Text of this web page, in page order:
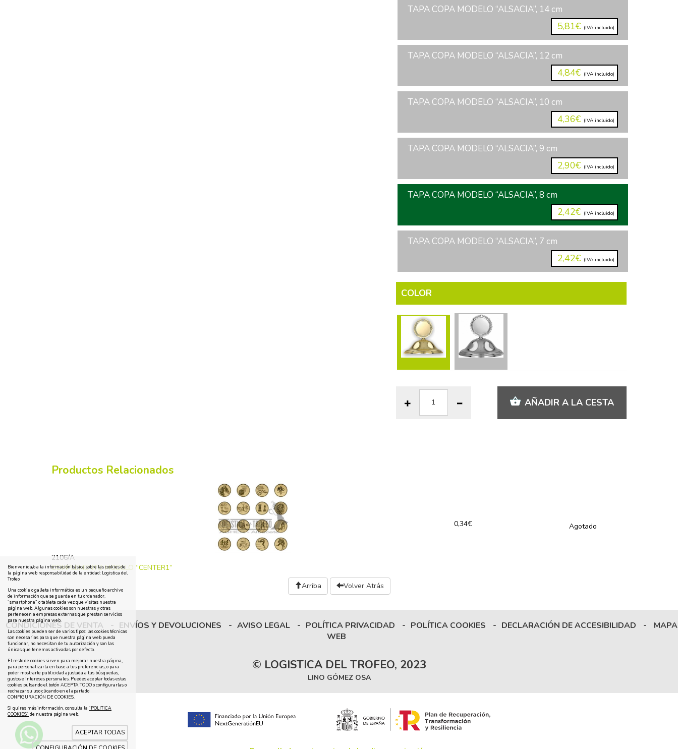
TAPA COPA MODELO “ALSACIA”, 14 cm
5,81€ (IVA incluido)
TAPA COPA MODELO “ALSACIA”, 12 cm
4,84€ (IVA incluido)
TAPA COPA MODELO “ALSACIA”, 10 cm
4,36€ (IVA incluido)
TAPA COPA MODELO “ALSACIA”, 9 cm
2,90€ (IVA incluido)
TAPA COPA MODELO “ALSACIA”, 8 cm
2,42€ (IVA incluido)
TAPA COPA MODELO “ALSACIA”, 7 cm
2,42€ (IVA incluido)
COLOR
AÑADIR A LA CESTA
Productos Relacionados
2106/A
COMPLEMENTO MODELO “CENTER1”
0,34€ Agotado
Arriba Volver Atrás
CONDICIONES DE VENTA - ENVÍOS Y DEVOLUCIONES - AVISO LEGAL - POLÍTICA PRIVACIDAD - POLÍTICA COOKIES - DECLARACIÓN DE ACCESIBILIDAD -
MAPA
WEB
© LOGISTICA DEL TROFEO, 2023
LINO GÓMEZ OSA
Bienvenida/o a la información básica sobre las cookies de
la página web responsabilidad de la entidad: Logistica del
Trofeo
Una cookie o galleta informática es un pequeño archivo
de información que se guarda en tu ordenador,
“smartphone” o tableta cada vez que visitas nuestra
página web. Algunas cookies son nuestras y otras
pertenecen a empresas externas que prestan servicios
para nuestra página web.
Las cookies pueden ser de varios tipos: las cookies técnicas
son necesarias para que nuestra página web pueda
funcionar, no necesitan de tu autorización y son las
únicas que tenemos activadas por defecto.
El resto de cookies sirven para mejorar nuestra página,
para personalizarla en base a tus preferencias, o para
poder mostrarte publicidad ajustada a tus búsquedas,
gustos e intereses personales. Puedes aceptar todas estas
cookies pulsando el botón ACEPTA TODO o configurarlas o
rechazar su uso clicando en el apartado
CONFIGURACIÓN DE COOKIES.
Si quires más información, consulta la “POLITICA
COOKIES” de nuestra página web.
ACEPTAR TODAS